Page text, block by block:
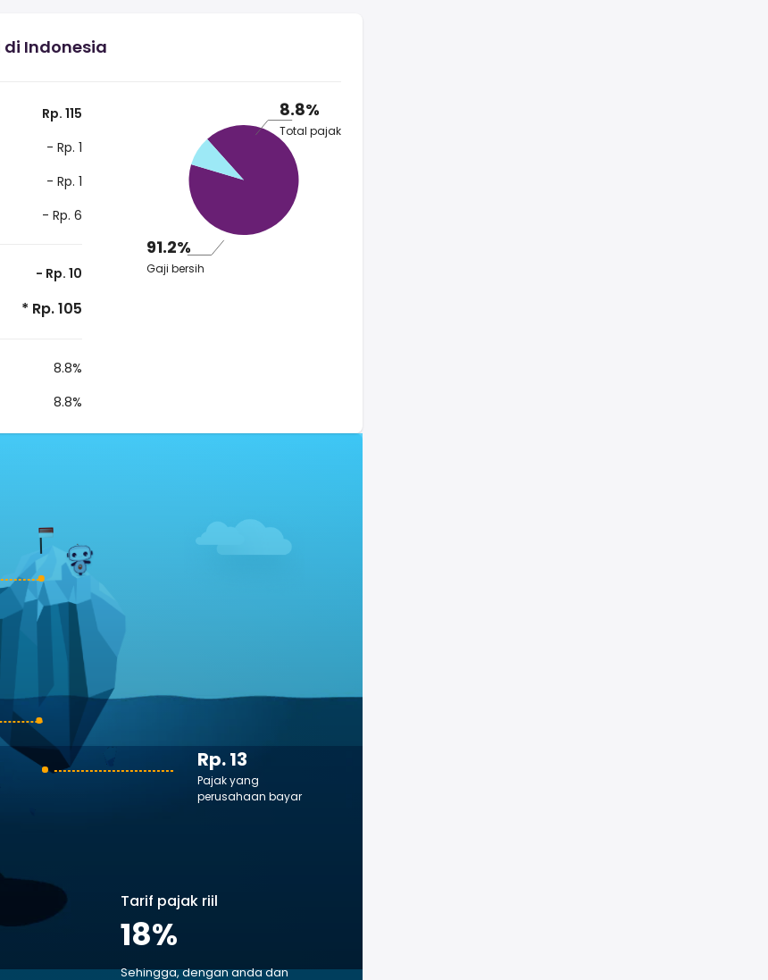
di Indonesia
Rp. 115
- Rp. 1
- Rp. 1
- Rp. 6
- Rp. 10
* Rp. 105
8.8%
8.8%
8.8%
Total pajak
91.2%
Gaji bersih
Rp. 13
Pajak yang
perusahaan bayar
Tarif pajak riil
18%
Sehingga, dengan anda dan